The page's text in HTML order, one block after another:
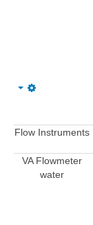
Flow Instruments
VA Flowmeter
water